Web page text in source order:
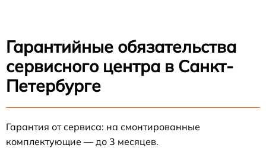
Гарантийные обязательства
сервисного центра в Санкт-
Петербурге
Гарантия от сервиса: на смонтированные
комплектующие — до 3 месяцев.